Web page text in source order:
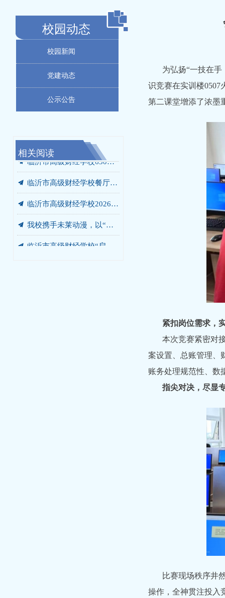
为弘扬“一技在
识竞赛在实训楼
第二课堂增添了浓墨
紧扣岗位需求，
本次竞赛紧密对
案设置、总账管理、
账务处理规范性、数
指尖对决，尽显
比赛现场秩序井
操作，全神贯注投入
校园新闻
党建动态
公示公告
校园动态
相关阅读
끔
끔
끔
끔
끔
끔
끔
끔
끔
끔
끔
끔
끔
끔
끔
끔
끔
끔
끔
끔